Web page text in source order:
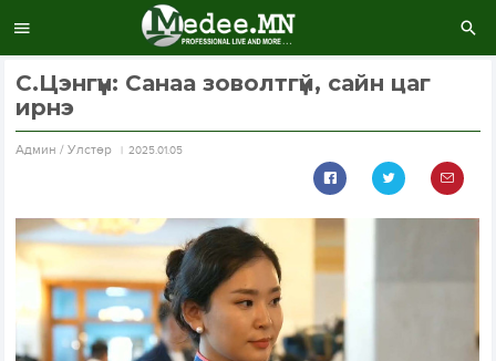
С.Цэнгүүн: Санаа зоволтгүй, сайн цаг
ирнэ
Aдмин / Улстөр 2025.01.05